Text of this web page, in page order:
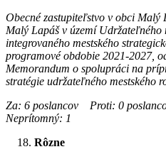
Obecné zastupiteľstvo v obci Malý
Malý Lapáš v území Udržateľného
integrovaného mestského
programové obdobie 2021-2027,
Memorandum o spolupráci na
stratégie udržateľného mestského
Za: 6 poslancov Proti: 0
Neprítomný: 1
Rôzne